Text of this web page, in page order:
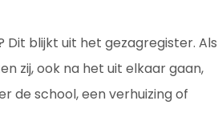
blijkt uit het gezagregister. Als
zij, ook na het uit elkaar gaan,
de school, een verhuizing of